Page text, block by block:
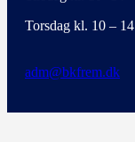
Torsdag kl. 10 – 14
adm@bkfrem.dk